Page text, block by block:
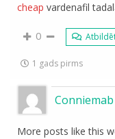
cheap vardenafil
0
1 gads pirms
Conniemab
More posts like this